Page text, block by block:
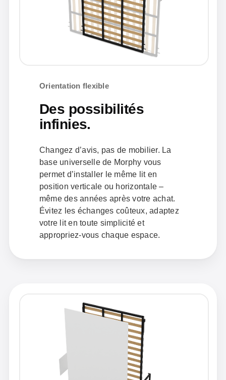
Orientation flexible
Des possibilités
infinies.
Changez d’avis, pas de mobilier. La
base universelle de Morphy vous
permet d’installer le même lit en
position verticale ou horizontale –
même des années après votre achat.
Évitez les échanges coûteux, adaptez
votre lit en toute simplicité et
appropriez-vous chaque espace.